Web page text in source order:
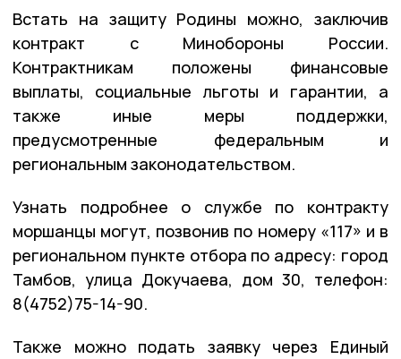
Встать на защиту Родины можно, заключив
контракт с Минобороны России.
Контрактникам положены финансовые
выплаты, социальные льготы и гарантии, а
также иные меры поддержки,
предусмотренные федеральным и
региональным законодательством.
Узнать подробнее о службе по контракту
моршанцы могут, позвонив по номеру «117» и в
региональном пункте отбора по адресу: город
Тамбов, улица Докучаева, дом 30, телефон:
8(4752)75-14-90.
Также можно подать заявку через Единый